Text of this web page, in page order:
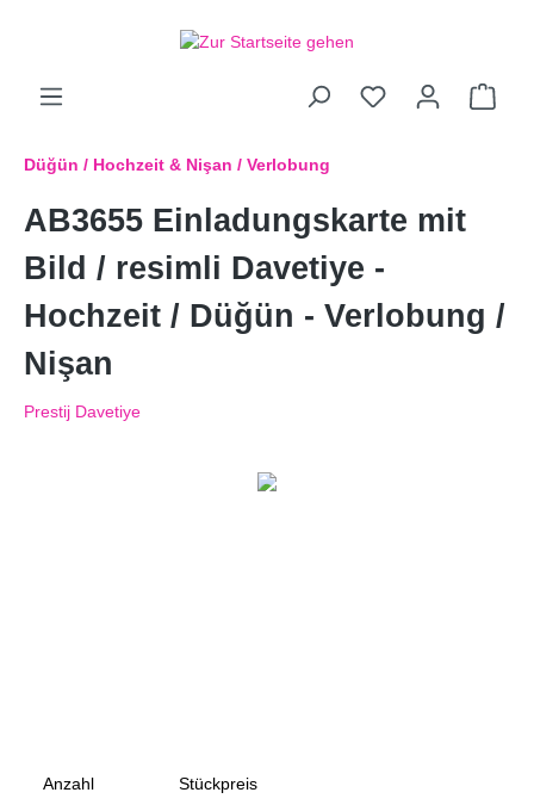
Düğün / Hochzeit & Nişan / Verlobung
AB3655 Einladungskarte mit
Bild / resimli Davetiye -
Hochzeit / Düğün - Verlobung /
Nişan
Prestij Davetiye
Anzahl Stückpreis